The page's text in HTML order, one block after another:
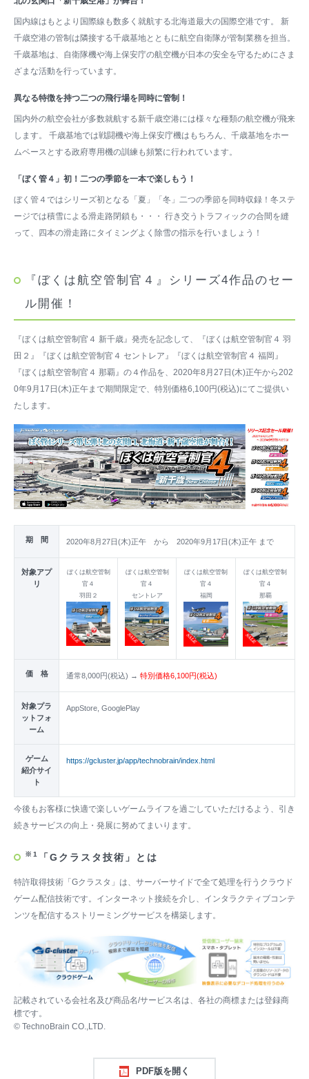
国内線はもとより国際線も数多く就航する北海道最大の国際空港です。 新
千歳空港の管制は隣接する千歳基地とともに航空自衛隊が管制業務を担当。
千歳基地は、自衛隊機や海上保安庁の航空機が日本の安全を守るためにさま
ざまな活動を行っています。
異なる特徴を持つ二つの飛行場を同時に管制！
国内外の航空会社が多数就航する新千歳空港には様々な種類の航空機が飛来
します。 千歳基地では戦闘機や海上保安庁機はもちろん、千歳基地をホー
ムベースとする政府専用機の訓練も頻繁に行われています。
「ぼく管４」初！二つの季節を一本で楽しもう！
ぼく管４ではシリーズ初となる「夏」「冬」二つの季節を同時収録！冬ステ
ージでは積雪による滑走路閉鎖も・・・ 行き交うトラフィックの合間を縫
って、四本の滑走路にタイミングよく除雪の指示を行いましょう！
『ぼくは航空管制官４』シリーズ4作品のセー
ル開催！
『ぼくは航空管制官４ 新千歳』発売を記念して、『ぼくは航空管制官４ 羽
田２』『ぼくは航空管制官４ セントレア』『ぼくは航空管制官４ 福岡』
『ぼくは航空管制官４ 那覇』の４作品を、2020年8月27日(木)正午から202
0年9月17日(木)正午まで期間限定で、特別価格6,100円(税込)にてご提供い
たします。
期 間 2020年8月27日(木)正午 から 2020年9月17日(木)正午 まで
対象アプ
リ
ぼくは航空管制
官４
羽田２
ぼくは航空管制
官４
セントレア
ぼくは航空管制
官４
福岡
ぼくは航空管制
官４
那覇
価 格 通常8,000円(税込) → 特別価格6,100円(税込)
対象プラ
ットフォ
ーム
AppStore, GooglePlay
ゲーム
紹介サイ
ト
https://gcluster.jp/app/technobrain/index.html
今後もお客様に快適で楽しいゲームライフを過ごしていただけるよう、引き
続きサービスの向上・発展に努めてまいります。
※1 「Gクラスタ技術」とは
特許取得技術「Gクラスタ」は、サーバーサイドで全て処理を行うクラウド
ゲーム配信技術です。インターネット接続を介し、インタラクティブコンテ
ンツを配信するストリーミングサービスを構築します。
記載されている会社名及び商品名/サービス名は、各社の商標または登録商
標です。
© TechnoBrain CO.,LTD.
PDF版を開く